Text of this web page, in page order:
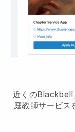
近くの
庭教師サービス